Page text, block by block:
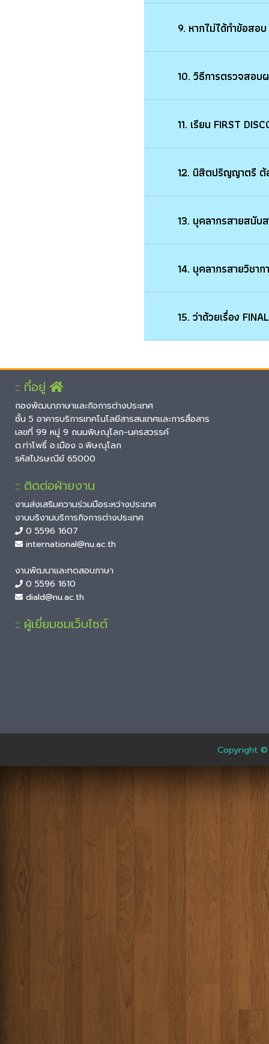
9. หากไม่ได้ทำข้อ
11. เรียน FIRST
12. นิสิตปริญญาต
13. บุคลากรสาย
14. บุคลากรสายวิ
15. ว่าด้วยเรื่อง
:: ที่อยู่
กองพัฒนาภาษาและกิจการต่างประเทศ
ชั้น 5 อาคารบริการเทคโนโลยีสารสนเทศและการสื่อสาร
เลขที่ 99 หมู่ 9 ถนนพิษณุโลก-นครสวรรค์
ต.ท่าโพธิ์ อ.เมือง จ.พิษณุโลก
รหัสไปรษณีย์ 65000
:: ติดต่อฝ่ายงาน
งานส่งเสริมความร่วมมือระหว่างประเทศ
งานบริงานบริการกิจการต่างประเทศ
0 5596 1607
international@nu.ac.th
งานพัฒนาและทดสอบภาษา
0 5596 1610
diald@nu.ac.th
:: ผู้เยี่ยมชมเว็บไซต์
Copyright ©